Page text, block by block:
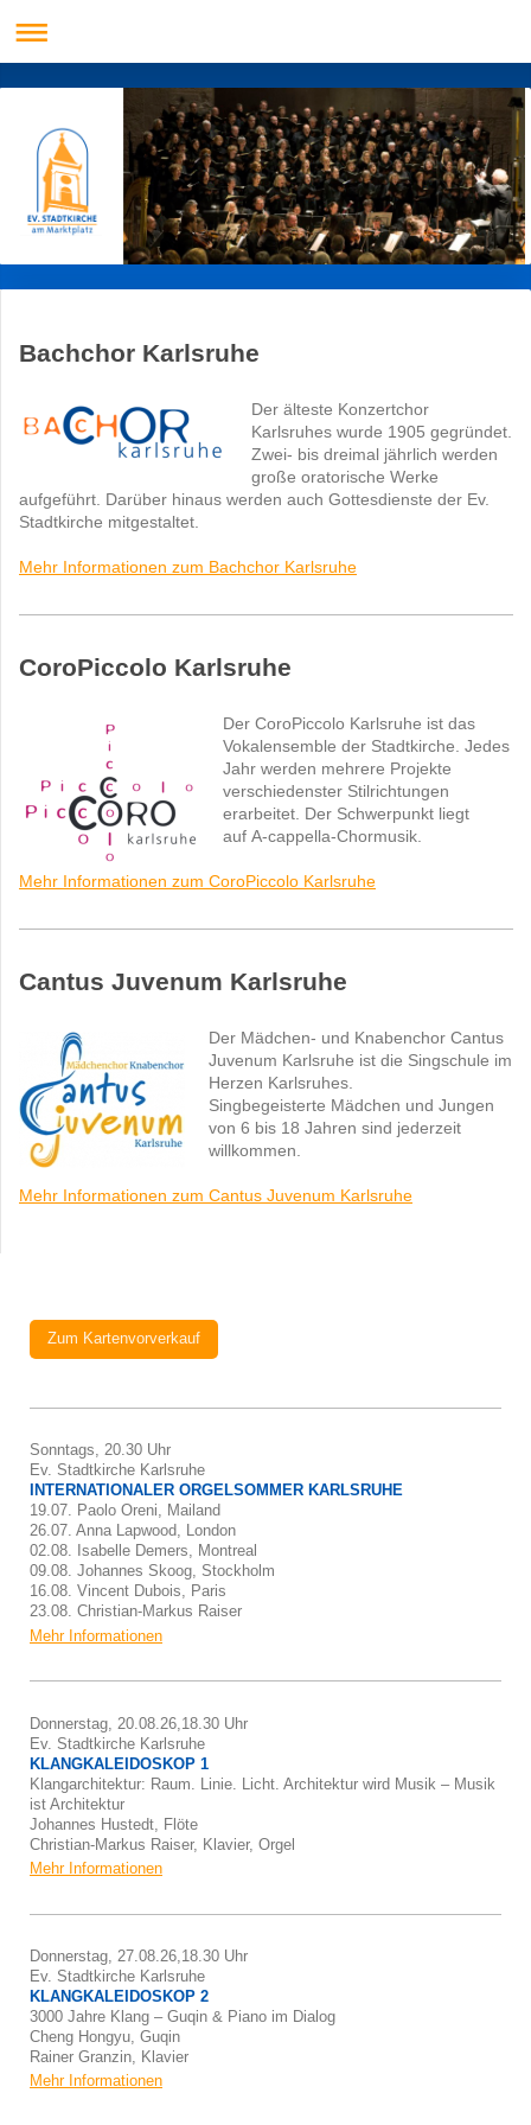
Bachchor Karlsruhe
Der älteste Konzertchor
Karlsruhes wurde 1905 gegründet.
Zwei- bis dreimal jährlich werden
große oratorische Werke
aufgeführt. Darüber hinaus werden auch Gottesdienste der Ev.
Stadtkirche mitgestaltet.
Mehr Informationen zum Bachchor Karlsruhe
CoroPiccolo Karlsruhe
Der CoroPiccolo Karlsruhe ist das
Vokalensemble der Stadtkirche. Jedes
Jahr werden mehrere Projekte
verschiedenster Stilrichtungen
erarbeitet. Der Schwerpunkt liegt
auf A-cappella-Chormusik.
Mehr Informationen zum CoroPiccolo Karlsruhe
Cantus Juvenum Karlsruhe
Der Mädchen- und Knabenchor Cantus
Juvenum Karlsruhe ist die Singschule im
Herzen Karlsruhes.
Singbegeisterte Mädchen und Jungen
von 6 bis 18 Jahren sind jederzeit
willkommen.
Mehr Informationen zum Cantus Juvenum Karlsruhe
Zum Kartenvorverkauf
Sonntags, 20.30 Uhr
Ev. Stadtkirche Karlsruhe
INTERNATIONALER ORGELSOMMER KARLSRUHE
19.07. Paolo Oreni, Mailand
26.07. Anna Lapwood, London
02.08. Isabelle Demers, Montreal
09.08. Johannes Skoog, Stockholm
16.08. Vincent Dubois, Paris
23.08. Christian-Markus Raiser
Mehr Informationen
Donnerstag, 20.08.26,18.30 Uhr
Ev. Stadtkirche Karlsruhe
KLANGKALEIDOSKOP 1
Klangarchitektur: Raum. Linie. Licht. Architektur wird Musik – Musik
ist Architektur
Johannes Hustedt, Flöte
Christian-Markus Raiser, Klavier, Orgel
Mehr Informationen
Donnerstag, 27.08.26,18.30 Uhr
Ev. Stadtkirche Karlsruhe
KLANGKALEIDOSKOP 2
3000 Jahre Klang – Guqin & Piano im Dialog
Cheng Hongyu, Guqin
Rainer Granzin, Klavier
Mehr Informationen